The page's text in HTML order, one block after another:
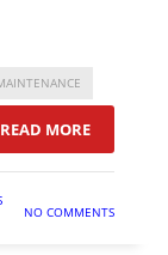
READ MORE:
NO COMMENTS